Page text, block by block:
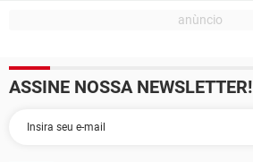
ASSINE NOSSA NEWSLETTER!